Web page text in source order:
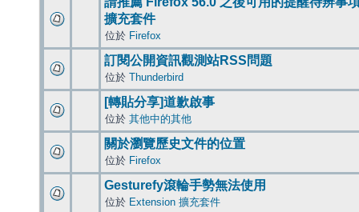
擴充套件
位於 Firefox
訂閱公開資訊觀測站RSS問題
位於 Thunderbird
[轉貼分享]道歉啟事
位於 其他中的其他
關於瀏覽歷史文件的位置
位於 Firefox
Gesturefy滾輪手勢無法使用
位於 Extension 擴充套件